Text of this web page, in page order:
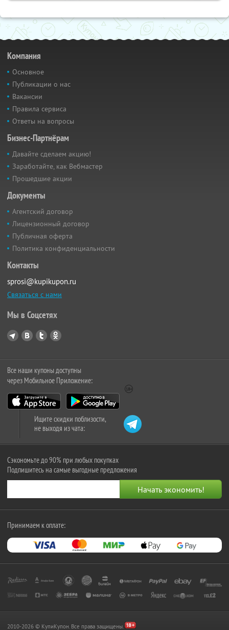
Компания
Основное
Публикации о нас
Вакансии
Правила сервиса
Ответы на вопросы
Бизнес-Партнёрам
Давайте сделаем акцию!
Заработайте, как Вебмастер
Прошедшие акции
Документы
Агентский договор
Лицензионный договор
Публичная оферта
Политика конфиденциальности
Контакты
sprosi@kupikupon.ru
Связаться с нами
Мы в Соцсетях
Все наши купоны доступны
через Мобильное Приложение:
Ищите скидки поблизости,
не выходя из чата:
Сэкономьте до 90% при любых покупках
Подпишитесь на самые выгодные предложения
Принимаем к оплате:
2010-2026 © КупиКупон. Все права защищены.